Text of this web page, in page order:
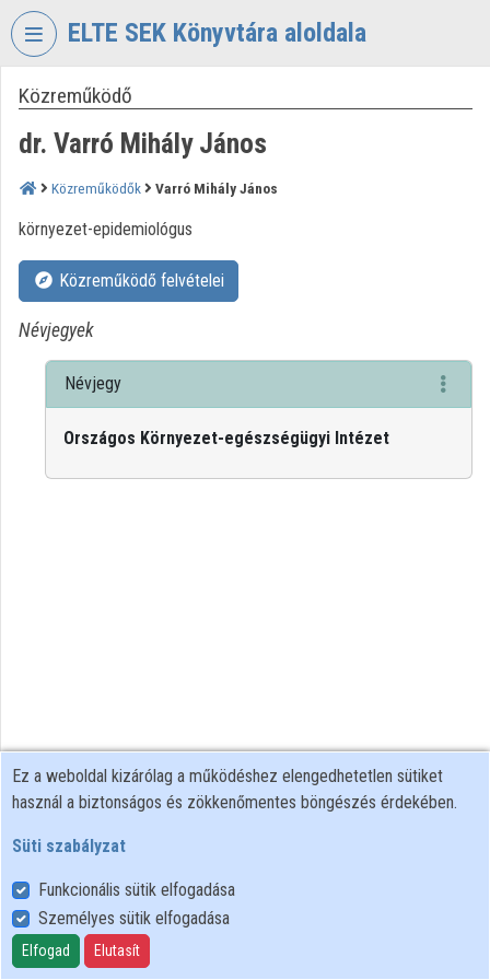
Fejléc kihagyása
ELTE SEK Könyvtára aloldala
VIDEOTORIUM
ELTE
EKL
KÖNYVTÁR
ÉS
LEVÉLTÁR
Intézményi kezdőlap
Bejelentkezés
Közreműködő
dr. Varró Mihály János
Közreműködők Varró Mihály János
környezet-epidemiológus
Közreműködő felvételei
Névjegyek
Névjegy
Országos Környezet-egészségügyi Intézet
Felhasználói szabályzat
Adatkezelési tájékoztató
Süti szabályzat
Ez a weboldal kizárólag a működéshez elengedhetetlen sütiket
használ a biztonságos és zökkenőmentes böngészés érdekében.
Süti szabályzat
Funkcionális sütik elfogadása
Személyes sütik elfogadása
Elfogad Elutasít